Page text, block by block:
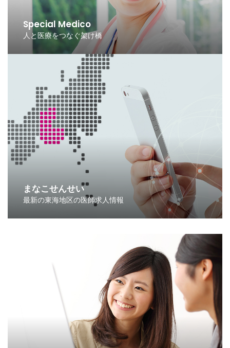
Special Medico
人と医療をつなぐ架け橋
まなこせんせい
最新の東海地区の医師求人情報